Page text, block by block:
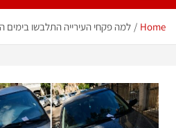
Home למה פקחי העירייה התלבשו בימים